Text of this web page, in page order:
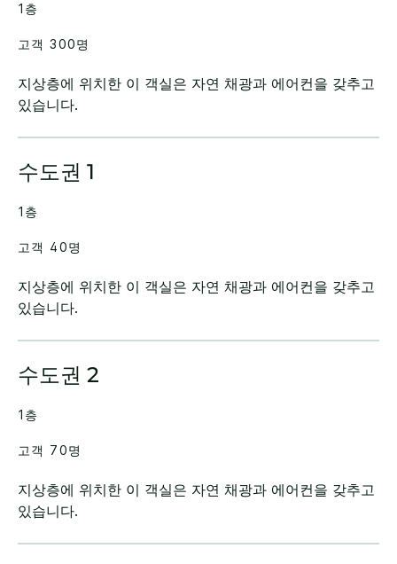
지상층에 위치한 이 객실은 자연 채광과 에어컨을 갖추고
있습니다.
1층
고객 300명
수도권 1
지상층에 위치한 이 객실은 자연 채광과 에어컨을 갖추고
있습니다.
1층
고객 40명
수도권 2
지상층에 위치한 이 객실은 자연 채광과 에어컨을 갖추고
있습니다.
1층
고객 70명